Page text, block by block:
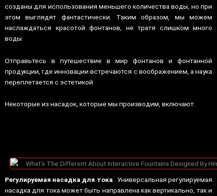
созданы для использования меньшего количества воды, но при
этом выглядят фантастически. Таким образом, мы можем
наслаждаться красотой фонтанов, не тратя слишком много
воды.
Отправьтесь в путешествие в мир фонтанов и фонтанной
продукции, где инновации встречаются с воображением, а наука
переплетается с эстетикой.
Некоторые из насадок, которые мы производим, включают:
Регулируемая насадка для тока . Универсальная регулируемая
насадка для тока может быть направлена ​​как вертикально, так и